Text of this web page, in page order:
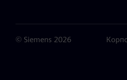
© Siemens 2026